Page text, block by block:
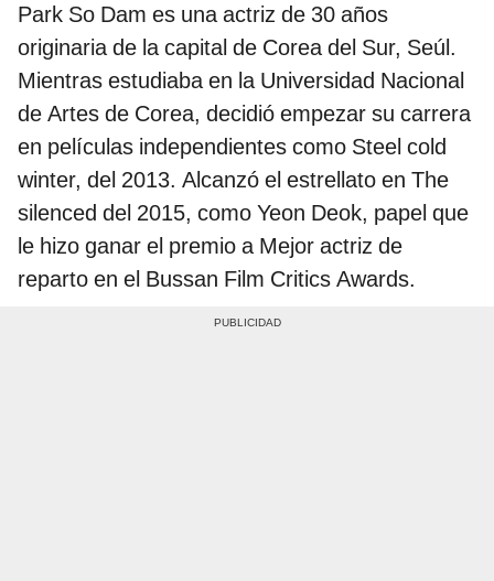
Park So Dam es una actriz de 30 años
originaria de la capital de Corea del Sur, Seúl.
Mientras estudiaba en la Universidad Nacional
de Artes de Corea, decidió empezar su carrera
en películas independientes como Steel cold
winter, del 2013. Alcanzó el estrellato en The
silenced del 2015, como Yeon Deok, papel que
le hizo ganar el premio a Mejor actriz de
reparto en el Bussan Film Critics Awards.